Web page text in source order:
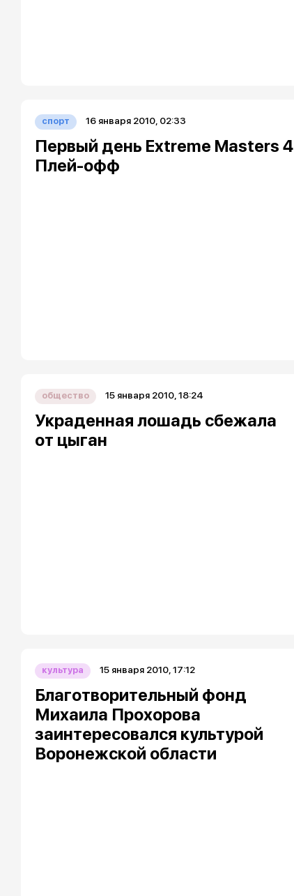
спорт 16 января 2010, 02:33
Первый день Extreme Masters 4
Плей-офф
общество 15 января 2010, 18:24
Украденная лошадь сбежала
от цыган
культура 15 января 2010, 17:12
Благотворительный фонд
Михаила Прохорова
заинтересовался культурой
Воронежской области